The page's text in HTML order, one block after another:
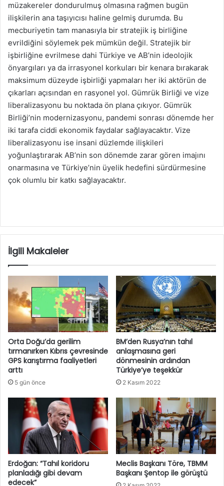
müzakereler dondurulmuş olmasına rağmen bugün
ilişkilerin ana taşıyıcısı haline gelmiş durumda. Bu
mecburiyetin tam manasıyla bir stratejik iş birliğine
evrildiğini söylemek pek mümkün değil. Stratejik bir
işbirliğine evrilmese dahi Türkiye ve AB’nin ideolojik
önyargıları ya da irrasyonel korkuları bir kenara bırakarak
maksimum düzeyde işbirliği yapmaları her iki aktörün de
çıkarları açısından en rasyonel yol. Gümrük Birliği ve vize
liberalizasyonu bu noktada ön plana çıkıyor. Gümrük
Birliği’nin modernizasyonu, pandemi sonrası dönemde her
iki tarafa ciddi ekonomik faydalar sağlayacaktır. Vize
liberalizasyonu ise insani düzlemde ilişkileri
yoğunlaştırarak AB’nin son dönemde zarar gören imajını
onarmasına ve Türkiye’nin üyelik hedefini sürdürmesine
çok olumlu bir katkı sağlayacaktır.
İlgili Makaleler
Orta Doğu’da gerilim
tırmanırken Kıbrıs çevresinde
GPS karıştırma faaliyetleri
arttı
5 gün önce
BM’den Rusya’nın tahıl
anlaşmasına geri
dönmesinin ardından
Türkiye’ye teşekkür
2 Kasım 2022
Erdoğan: “Tahıl koridoru
planladığı gibi devam
edecek”
Meclis Başkanı Töre, TBMM
Başkanı Şentop ile görüştü